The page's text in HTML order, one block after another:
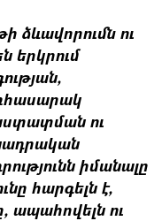
ձևավորումն ու
երկրում
ու
իմանալը
հարգելն է,
ապահովելն ու